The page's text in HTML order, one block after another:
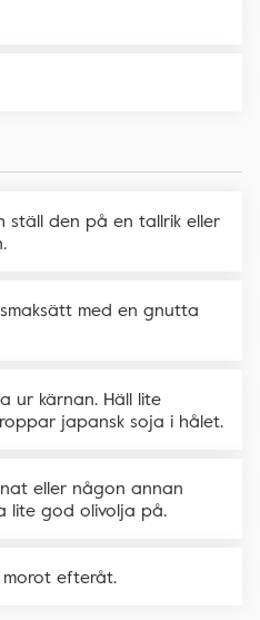
ställ den på en tallrik eller
med en gnutta
ur kärnan. Häll lite
japansk soja i hålet.
eller någon annan
lite god olivolja på.
efteråt.